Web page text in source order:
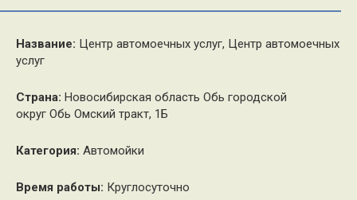
Название: Центр автомоечных услуг, Центр автомоечных
услуг
Страна: Новосибирская область Обь городской
округ Обь Омский тракт, 1Б
Категория: Автомойки
Время работы: Круглосуточно